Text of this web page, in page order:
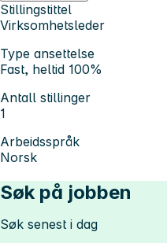
Stillingstittel
Virksomhetsleder
Type ansettelse
Fast, heltid 100%
Antall stillinger
1
Arbeidsspråk
Norsk
Søk på jobben
Søk senest i dag